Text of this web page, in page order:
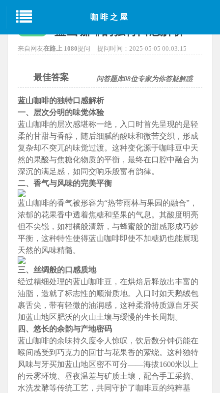
咖啡之屋
当前位置：
来自网友在路上 1080提问 提问时间：2025-05-05 00:03:15
最佳答案 问答题库08位专家为你答疑解惑
蓝山咖啡的独特口感解析
一、层次分明的味觉体验
蓝山咖啡的层次感堪称一绝，入口时首先呈现的是轻
柔的甘甜与香醇，随后细腻的酸味和微苦交织，形成
复杂却不突兀的味觉过渡。这种变化源于咖啡豆中天
然的果酸与焦糖化物质的平衡，最终在口腔中融合为
深沉的满足感，如同交响乐般富有韵律。
二、香气与风味的完美平衡
蓝山咖啡的香气被形容为“热带雨林与果园的融合”，
浓郁的花果香中透着焦糖和坚果的气息。其酸度明亮
但不尖锐，如柑橘般清新，与蜂蜜般的甜感形成巧妙
平衡，这种特性使得蓝山咖啡即使不加糖奶也能展现
天然的风味精髓。
三、丝绸般的口感质地
经过精细处理的蓝山咖啡豆，在烘焙后释放出丰富的
油脂，造就了标志性的顺滑质地。入口时如天鹅绒包
裹舌尖，带有轻微的油润感，这种柔滑特质源自牙买
加蓝山地区肥沃的火山土壤与缓慢的生长周期。
四、悠长的余韵与产地密码
蓝山咖啡的余味持久度令人惊叹，饮后数分钟仍能在
喉间感受到巧克力的回甘与花果香的萦绕。这种独特
风味与牙买加蓝山地区密不可分——海拔1600米以上
的云雾环境、昼夜温差与矿质土壤，配合手工采摘、
水洗发酵等传统工艺，共同守护了咖啡豆的纯粹基